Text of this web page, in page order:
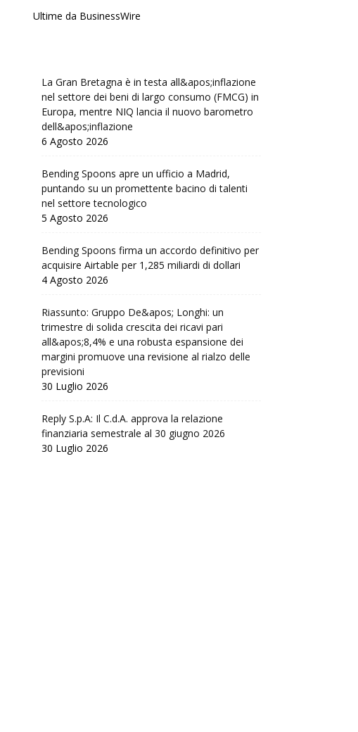
Ultime da BusinessWire
La Gran Bretagna è in testa all&apos;inflazione
nel settore dei beni di largo consumo (FMCG) in
Europa, mentre NIQ lancia il nuovo barometro
dell&apos;inflazione
6 Agosto 2026
Bending Spoons apre un ufficio a Madrid,
puntando su un promettente bacino di talenti
nel settore tecnologico
5 Agosto 2026
Bending Spoons firma un accordo definitivo per
acquisire Airtable per 1,285 miliardi di dollari
4 Agosto 2026
Riassunto: Gruppo De&apos; Longhi: un
trimestre di solida crescita dei ricavi pari
all&apos;8,4% e una robusta espansione dei
margini promuove una revisione al rialzo delle
previsioni
30 Luglio 2026
Reply S.p.A: Il C.d.A. approva la relazione
finanziaria semestrale al 30 giugno 2026
30 Luglio 2026